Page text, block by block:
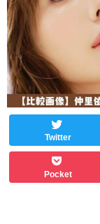
Twitter
Pocket